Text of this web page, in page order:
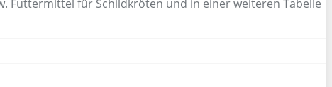
Futtermittel für Schildkröten und in einer weiteren Tabelle